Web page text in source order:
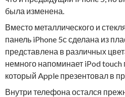
была изменена.
Вместо металлического и
панель iPhone 5с сделана из
представлена в различных
немного напоминает iPod touch
который Apple презентовал в
Внутри телефона остался